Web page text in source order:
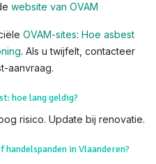
website van OVAM
OVAM-sites: Hoe asbest
. Als u twijfelt, contacteer
aanvraag.
hoe lang geldig?
risico. Update bij renovatie.
in Vlaanderen?